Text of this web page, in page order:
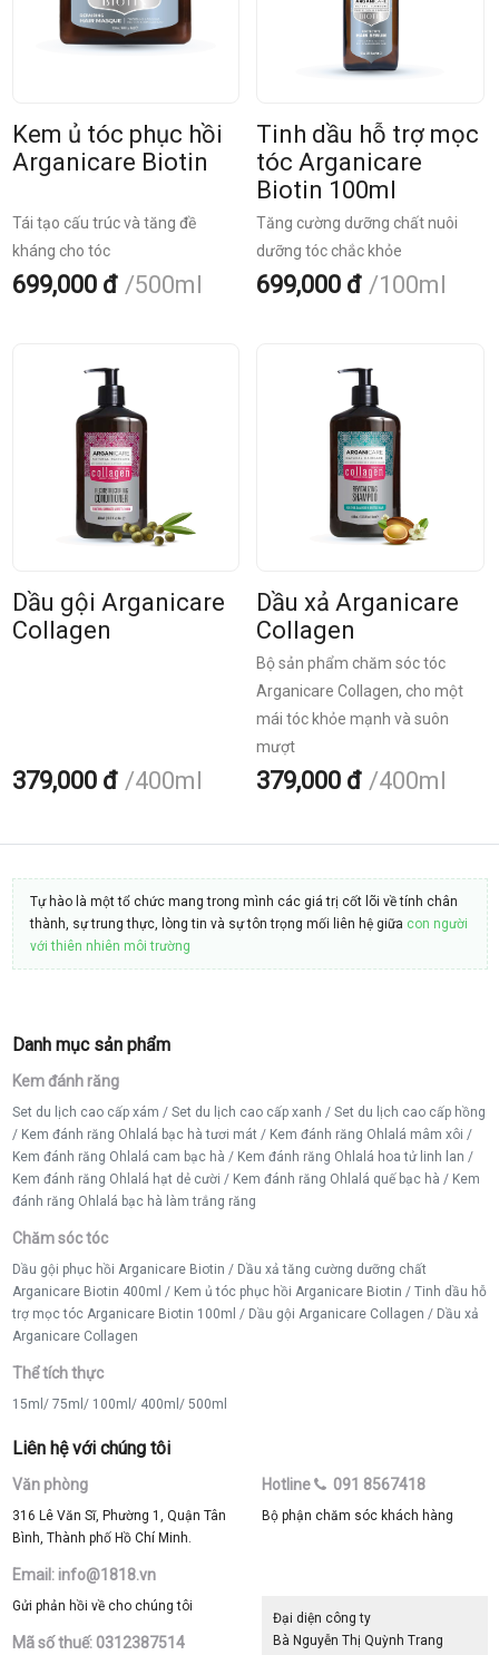
Kem ủ tóc phục hồi
Arganicare Biotin
Tái tạo cấu trúc và tăng đề
kháng cho tóc
699,000 đ 500ml
Tinh dầu hỗ trợ mọc
tóc Arganicare
Biotin 100ml
Tăng cường dưỡng chất nuôi
dưỡng tóc chắc khỏe
699,000 đ 100ml
Dầu gội Arganicare
Collagen
379,000 đ 400ml
Dầu xả Arganicare
Collagen
Bộ sản phẩm chăm sóc tóc
Arganicare Collagen, cho một
mái tóc khỏe mạnh và suôn
mượt
379,000 đ 400ml
Tự hào là một tổ chức mang trong mình các giá trị cốt lõi về tính chân
thành, sự trung thực, lòng tin và sự tôn trọng mối liên hệ giữa con người
với thiên nhiên môi trường
Danh mục sản phẩm
Kem đánh răng
Set du lịch cao cấp xám / Set du lịch cao cấp xanh / Set du lịch cao cấp hồng
/ Kem đánh răng Ohlalá bạc hà tươi mát / Kem đánh răng Ohlalá mâm xôi /
Kem đánh răng Ohlalá cam bạc hà / Kem đánh răng Ohlalá hoa tử linh lan /
Kem đánh răng Ohlalá hạt dẻ cười / Kem đánh răng Ohlalá quế bạc hà / Kem
đánh răng Ohlalá bạc hà làm trắng răng
Chăm sóc tóc
Dầu gội phục hồi Arganicare Biotin / Dầu xả tăng cường dưỡng chất
Arganicare Biotin 400ml / Kem ủ tóc phục hồi Arganicare Biotin / Tinh dầu hỗ
trợ mọc tóc Arganicare Biotin 100ml / Dầu gội Arganicare Collagen / Dầu xả
Arganicare Collagen
Thể tích thực
15ml / 75ml / 100ml / 400ml / 500ml
Liên hệ với chúng tôi
Văn phòng
316 Lê Văn Sĩ, Phường 1, Quận Tân
Bình, Thành phố Hồ Chí Minh.
Email: info@1818.vn
Gửi phản hồi về cho chúng tôi
Mã số thuế: 0312387514
Hotline 091 8567418
Bộ phận chăm sóc khách hàng
Đại diện công ty
Bà Nguyễn Thị Quỳnh Trang